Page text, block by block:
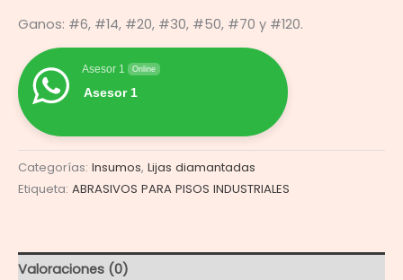
Ganos: #6, #14, #20, #30, #50, #70 y #120.
Asesor 1 Online
Asesor 1
Categorías: Insumos, Lijas diamantadas
Etiqueta: ABRASIVOS PARA PISOS INDUSTRIALES
Valoraciones (0)